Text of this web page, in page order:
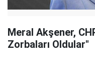
Meral Akşener,
Zorbaları Oldular"